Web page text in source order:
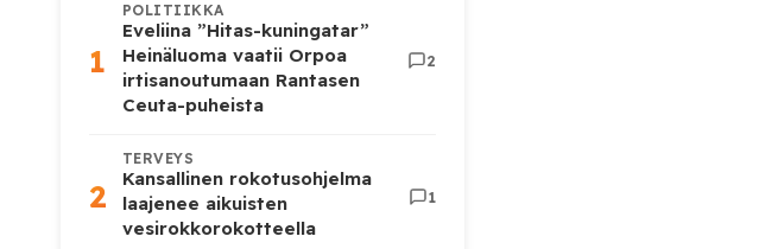
1
POLITIIKKA
Eveliina ”Hitas-kuningatar”
Heinäluoma vaatii Orpoa
irtisanoutumaan Rantasen
Ceuta-puheista
2
2
TERVEYS
Kansallinen rokotusohjelma
laajenee aikuisten
vesirokkorokotteella
1